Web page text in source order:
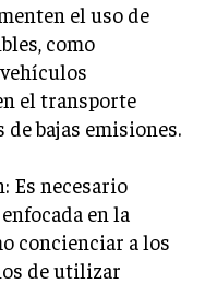
el uso de
como
el transporte
bajas emisiones.
Es necesario
en la
concienciar a los
de utilizar